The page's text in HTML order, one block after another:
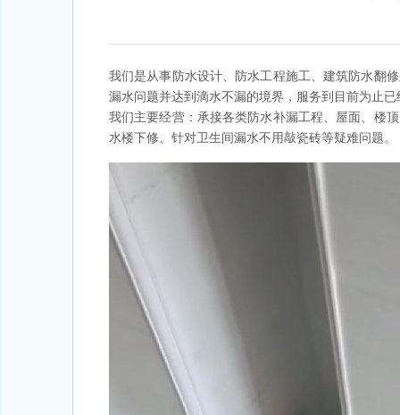
我们是从事防水设计、防水工程施工、建筑防水翻
漏水问题并达到滴水不漏的境界，服务到目前为止
我们主要经营：承接各类防水补漏工程、屋面、楼
水楼下修、针对卫生间漏水不用敲瓷砖等疑难问题。